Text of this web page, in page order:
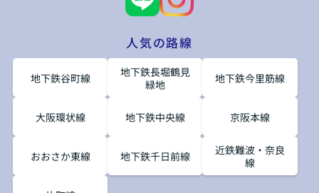
人気の路線
地下鉄谷町線
地下鉄長堀鶴見
緑地
地下鉄今里筋線
大阪環状線 地下鉄中央線 京阪本線
おおさか東線 地下鉄千日前線
近鉄難波・奈良
線